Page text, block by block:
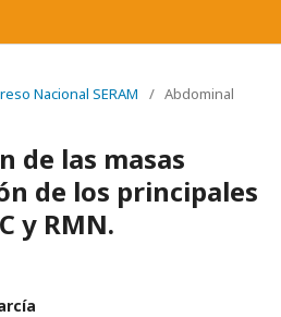
Nacional SERAM
/ Abdominal
de las masas
de los principales
y RMN.